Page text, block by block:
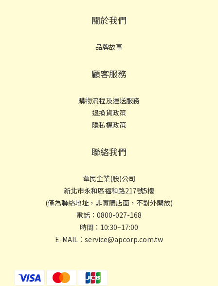
關於我們
品牌故事
顧客服務
購物流程及運送服務
退換貨政策
隱私權政策
聯絡我們
韋民企業(股)公司
新北市永和區福和路217號5樓
(僅為聯絡地址，非實體店面，不對外開放)
電話：0800-027-168
時間：10:30~17:00
E-MAIL：service@apcorp.com.tw